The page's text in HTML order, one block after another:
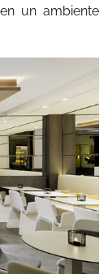
un ambiente